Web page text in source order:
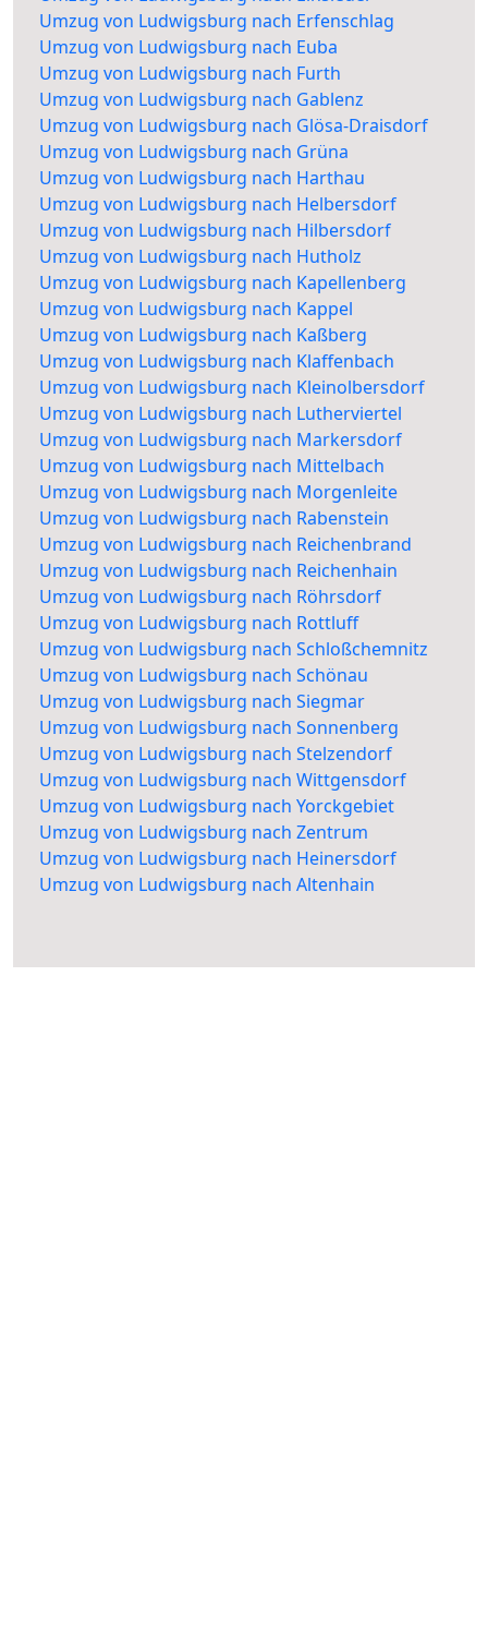
Umzug von Ludwigsburg nach Erfenschlag
Umzug von Ludwigsburg nach Euba
Umzug von Ludwigsburg nach Furth
Umzug von Ludwigsburg nach Gablenz
Umzug von Ludwigsburg nach Glösa-Draisdorf
Umzug von Ludwigsburg nach Grüna
Umzug von Ludwigsburg nach Harthau
Umzug von Ludwigsburg nach Helbersdorf
Umzug von Ludwigsburg nach Hilbersdorf
Umzug von Ludwigsburg nach Hutholz
Umzug von Ludwigsburg nach Kapellenberg
Umzug von Ludwigsburg nach Kappel
Umzug von Ludwigsburg nach Kaßberg
Umzug von Ludwigsburg nach Klaffenbach
Umzug von Ludwigsburg nach Kleinolbersdorf
Umzug von Ludwigsburg nach Lutherviertel
Umzug von Ludwigsburg nach Markersdorf
Umzug von Ludwigsburg nach Mittelbach
Umzug von Ludwigsburg nach Morgenleite
Umzug von Ludwigsburg nach Rabenstein
Umzug von Ludwigsburg nach Reichenbrand
Umzug von Ludwigsburg nach Reichenhain
Umzug von Ludwigsburg nach Röhrsdorf
Umzug von Ludwigsburg nach Rottluff
Umzug von Ludwigsburg nach Schloßchemnitz
Umzug von Ludwigsburg nach Schönau
Umzug von Ludwigsburg nach Siegmar
Umzug von Ludwigsburg nach Sonnenberg
Umzug von Ludwigsburg nach Stelzendorf
Umzug von Ludwigsburg nach Wittgensdorf
Umzug von Ludwigsburg nach Yorckgebiet
Umzug von Ludwigsburg nach Zentrum
Umzug von Ludwigsburg nach Heinersdorf
Umzug von Ludwigsburg nach Altenhain